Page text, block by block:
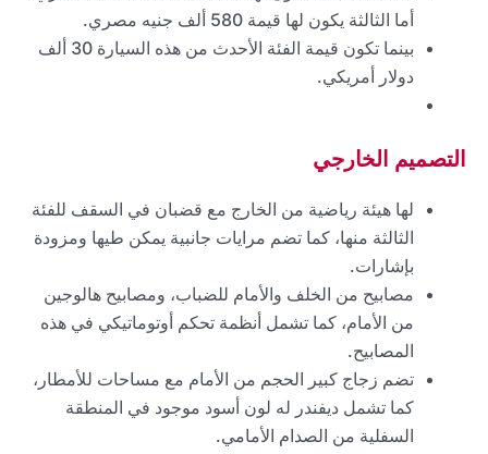
أما الثالثة يكون لها قيمة 580 ألف جنيه مصري.
بينما تكون قيمة الفئة الأحدث من هذه السيارة 30 ألف
دولار أمريكي.
التصميم الخارجي
لها هيئة رياضية من الخارج مع قضبان في السقف للفئة
الثالثة منها، كما تضم مرايات جانبية يمكن طيها ومزودة
بإشارات.
مصابيح من الخلف والأمام للضباب، ومصابيح هالوجين
من الأمام، كما تشمل أنظمة تحكم أوتوماتيكي في هذه
المصابيح.
تضم زجاج كبير الحجم من الأمام مع مساحات للأمطار،
كما تشمل ديفندر له لون أسود موجود في المنطقة
السفلية من الصدام الأمامي.